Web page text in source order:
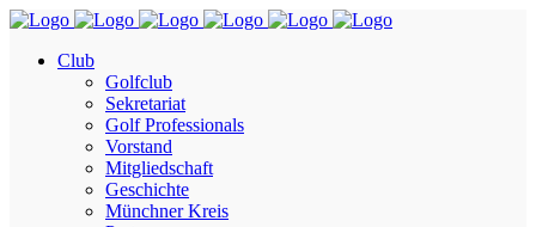
Club
Golfclub
Sekretariat
Golf Professionals
Vorstand
Mitgliedschaft
Geschichte
Münchner Kreis